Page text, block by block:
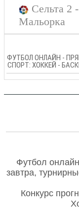
Сельта 2
Мальорка
ФУТБОЛ ОНЛАЙН -
СПОРТ: ХОККЕЙ -
Футбол
завтра,
Конкурс